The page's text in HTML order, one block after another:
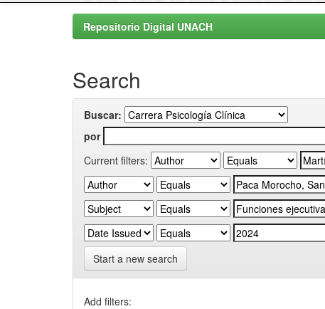
Skip
Repositorio Digital UNACH
Search
Buscar:
por
Current filters:
Start a new search
Add filters: